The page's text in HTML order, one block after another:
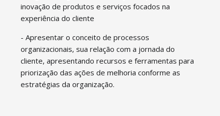
inovação de produtos e serviços focados na
experiência do cliente
- Apresentar o conceito de processos
organizacionais, sua relação com a jornada do
cliente, apresentando recursos e ferramentas para
priorização das ações de melhoria conforme as
estratégias da organização.